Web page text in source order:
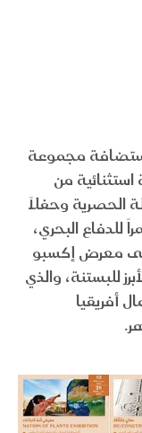
خلال شهر مارس 2024 لاستضافة مجموعة
من
الحصرية وحفلاً
للدفاع البحري،
معرض إكسبو
للبستنة، والذي
أفريقيا